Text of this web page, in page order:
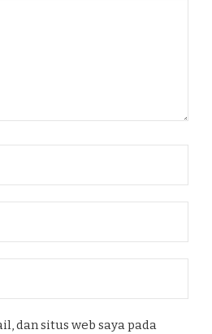
dan situs web saya pada